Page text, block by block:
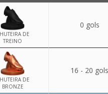
DE
TREINO
0 gols
DE
BRONZE
16 - 20 gols